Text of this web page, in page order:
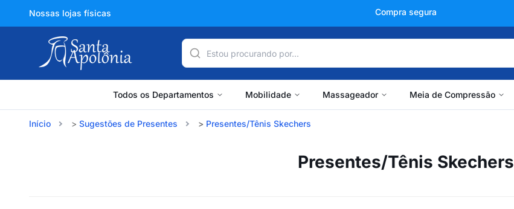
Nossas lojas físicas +150 mil avaliações
Todos os Departamentos Mobilidade Massageador Meia de Compressão
Início Sugestões de Presentes Presentes/Tênis Skechers
Presentes/Tênis Skechers